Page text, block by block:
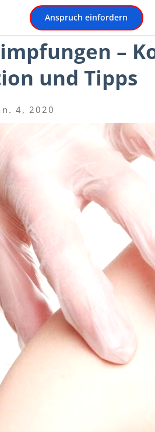
Anspruch einfordern
–
und Tipps
4, 2020